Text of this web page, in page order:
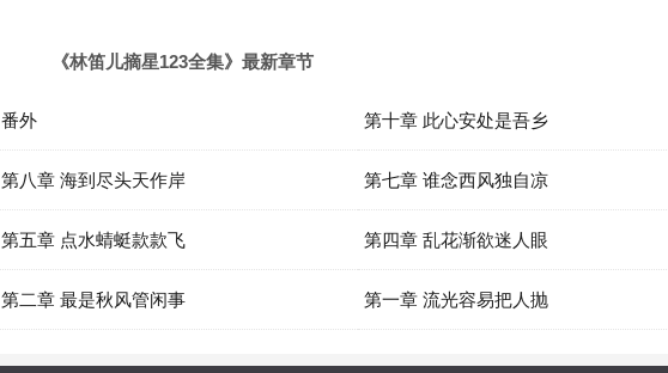
《林笛儿摘星123全集》最新章节
番外 第十章 此心安处是吾乡
第八章 海到尽头天作岸 第七章 谁念西风独自凉
第五章 点水蜻蜓款款飞 第四章 乱花渐欲迷人眼
第二章 最是秋风管闲事 第一章 流光容易把人抛